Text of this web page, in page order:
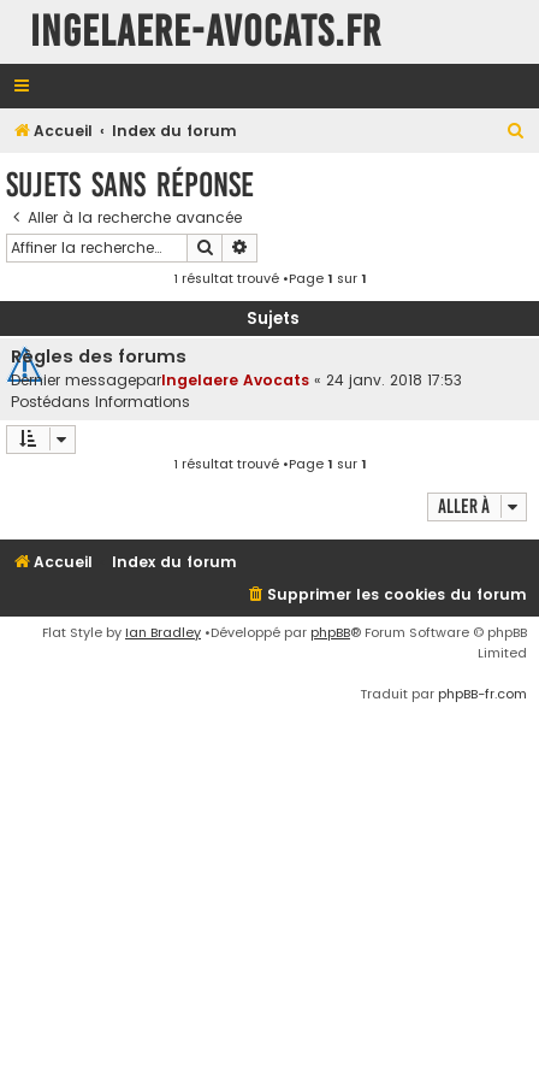
INGELAERE-AVOCATS.FR
Accueil Index du forum
Sujets sans réponse
Aller à la recherche avancée
Rechercher
1 résultat trouvé •Page1 sur1
Sujets
Règles des forums
Dernier messageparIngelaere Avocats « 24 janv. 2018 17:53
Postédans Informations
1 résultat trouvé •Page1 sur1
Aller à
Accueil
Index du forum
Supprimer les cookies du forum
Flat Style by Ian Bradley •Développé par phpBB® Forum Software © phpBB
Limited
Traduit par phpBB-fr.com